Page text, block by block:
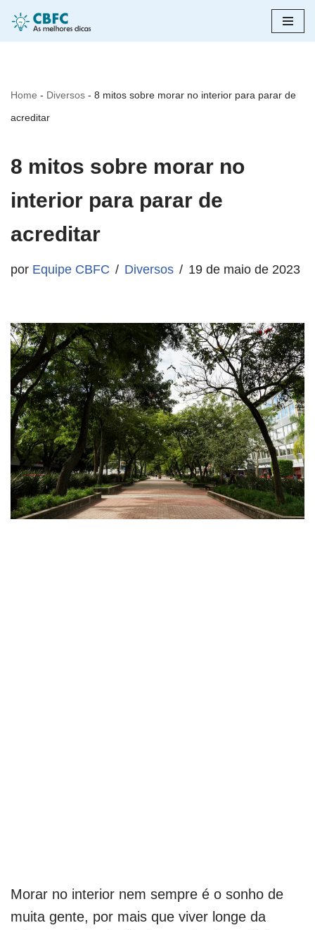
Pular
Home - Diversos - 8 mitos sobre morar no interior para parar de
acreditar
8 mitos sobre morar no
interior para parar de
acreditar
por Equipe CBFC Diversos 19 de maio de 2023
Morar no interior nem sempre é o sonho de
muita gente, por mais que viver longe da